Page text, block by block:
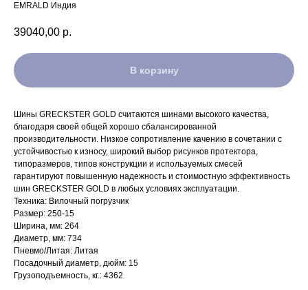
EMRALD Индия
39040,00 р.
В корзину
Шины GRECKSTER GOLD считаются шинами высокого качества,
благодаря своей общей хорошо сбалансированной
производительности. Низкое сопротивление качению в сочетании с
устойчивостью к износу, широкий выбор рисунков протектора,
типоразмеров, типов конструкции и используемых смесей
гарантируют повышенную надежность и стоимостную эффективность
шин GRECKSTER GOLD в любых условиях эксплуатации.
Техника: Вилочный погрузчик
Размер: 250-15
Ширина, мм: 264
Диаметр, мм: 734
Пневмо/Литая: Литая
Посадочный диаметр, дюйм: 15
Грузоподъемность, кг.: 4362